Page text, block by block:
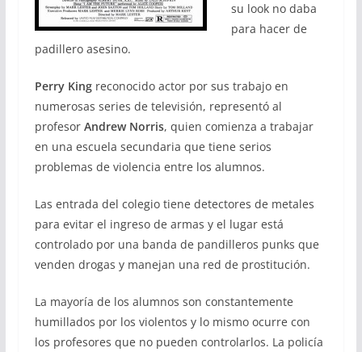
su look no daba
para hacer de
padillero asesino.
Perry Kingreconocido actor por sus trabajo en
numerosas series de televisión, representó al
profesor Andrew Norris, quien comienza a trabajar
en una escuela secundaria que tiene serios
problemas de violencia entre los alumnos.
Las entrada del colegio tiene detectores de metales
para evitar el ingreso de armas y el lugar está
controlado por una banda de pandilleros punks que
venden drogas y manejan una red de prostitución.
La mayoría de los alumnos son constantemente
humillados por los violentos y lo mismo ocurre con
los profesores que no pueden controlarlos. La policía